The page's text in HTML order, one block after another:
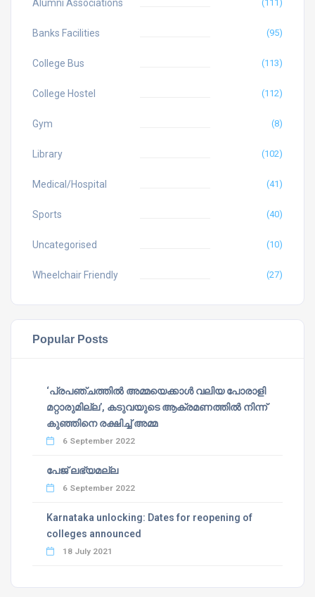
Alumni Associations (111)
Banks Facilities (95)
College Bus (113)
College Hostel (112)
Gym (8)
Library (102)
Medical/Hospital (41)
Sports (40)
Uncategorised (10)
Wheelchair Friendly (27)
Popular Posts
‘പ്രപഞ്ചത്തില്‍ അമ്മയെക്കാള്‍ വലിയ പോരാളി
മറ്റാരുമില്ല’, കടുവയുടെ ആക്രമണത്തില്‍ നിന്ന്
കുഞ്ഞിനെ രക്ഷിച്ച് അമ്മ
6 September 2022
പേജ് ലഭ്യമല്ല
6 September 2022
Karnataka unlocking: Dates for reopening of
colleges announced
18 July 2021